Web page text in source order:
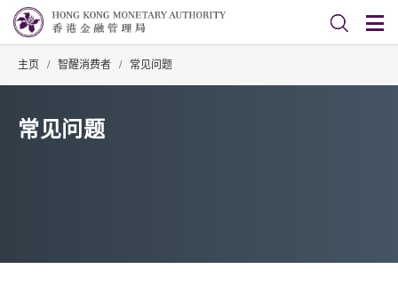
主页 / 智醒消费者 / 常见问题
常见问题